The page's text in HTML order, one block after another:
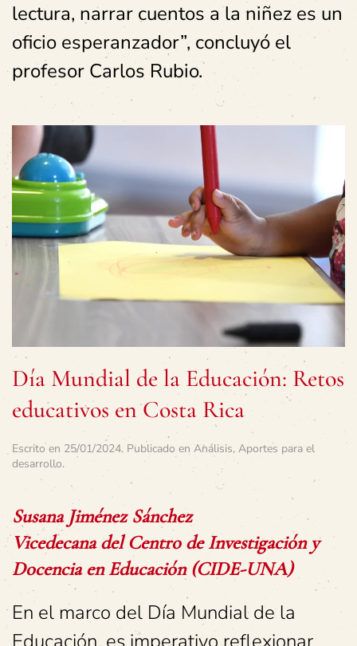
lectura, narrar cuentos a la niñez es un
oficio esperanzador”, concluyó el
profesor Carlos Rubio.
Día Mundial de la Educación: Retos
educativos en Costa Rica
Escrito en 25/01/2024. Publicado en Análisis, Aportes para el
desarrollo.
Susana Jiménez Sánchez
Vicedecana del Centro de Investigación y
Docencia en Educación (CIDE-UNA)
En el marco del Día Mundial de la